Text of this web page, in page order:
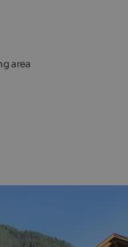
area